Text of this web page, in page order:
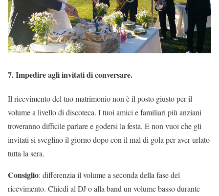
7. Impedire agli invitati di conversare.
Il ricevimento del tuo matrimonio non è il posto giusto per il
volume a livello di discoteca. I tuoi amici e familiari più anziani
troveranno difficile parlare e godersi la festa. E non vuoi che gli
invitati si sveglino il giorno dopo con il mal di gola per aver urlato
tutta la sera.
Consiglio: differenzia il volume a seconda della fase del
ricevimento. Chiedi al DJ o alla band un volume basso durante